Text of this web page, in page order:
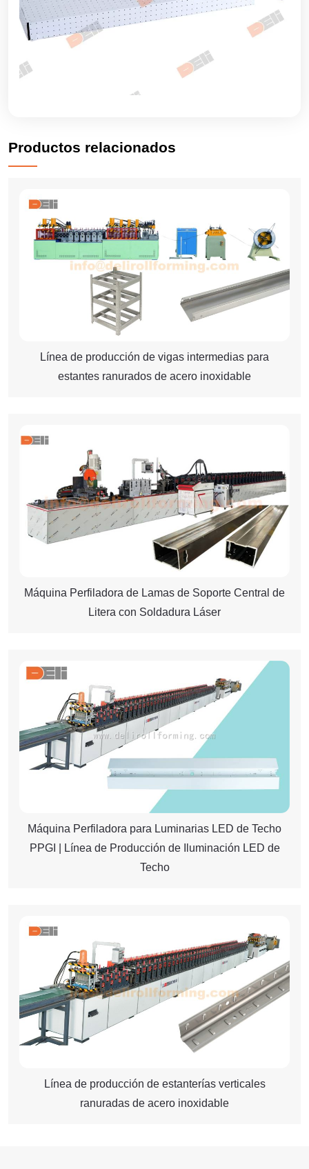
Productos relacionados
Línea de producción de vigas intermedias para
estantes ranurados de acero inoxidable
Máquina Perfiladora de Lamas de Soporte Central de
Litera con Soldadura Láser
Máquina Perfiladora para Luminarias LED de Techo
PPGI | Línea de Producción de Iluminación LED de
Techo
Línea de producción de estanterías verticales
ranuradas de acero inoxidable